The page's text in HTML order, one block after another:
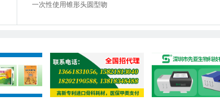
吻合器
一次性使用锥形头圆型吻